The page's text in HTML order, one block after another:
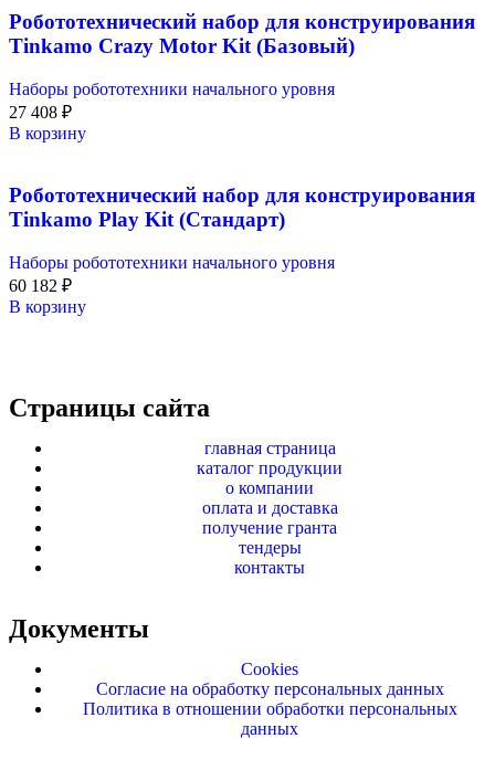
Робототехнический набор для конструирования
Tinkamo Crazy Motor Kit (Базовый)
Наборы робототехники начального уровня
27 408 ₽
В корзину
Робототехнический набор для конструирования
Tinkamo Play Kit (Стандарт)
Наборы робототехники начального уровня
60 182 ₽
В корзину
Страницы сайта
главная страница
каталог продукции
о компании
оплата и доставка
получение гранта
тендеры
контакты
Документы
Cookies
Согласие на обработку персональных данных
Политика в отношении обработки персональных
данных